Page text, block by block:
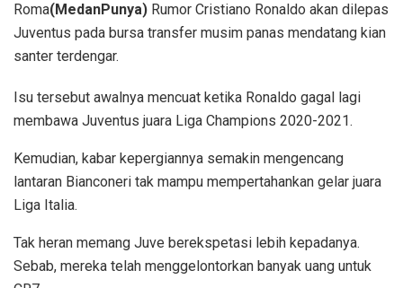
Roma(MedanPunya) Rumor Cristiano Ronaldo akan dilepas
Juventus pada bursa transfer musim panas mendatang kian
santer terdengar.
Isu tersebut awalnya mencuat ketika Ronaldo gagal lagi
membawa Juventus juara Liga Champions 2020-2021.
Kemudian, kabar kepergiannya semakin mengencang
lantaran Bianconeri tak mampu mempertahankan gelar juara
Liga Italia.
Tak heran memang Juve berekspetasi lebih kepadanya.
Sebab, mereka telah menggelontorkan banyak uang untuk